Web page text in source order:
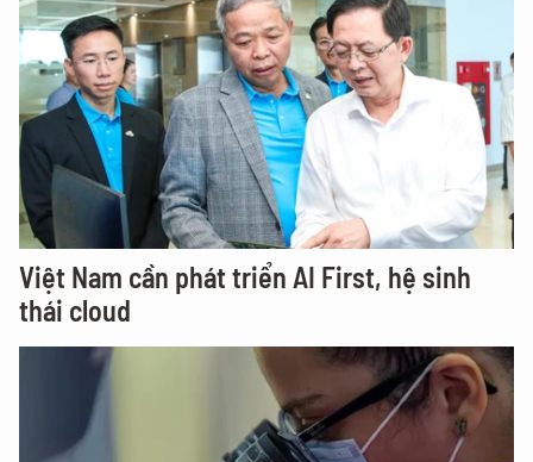
Việt Nam cần phát triển AI First, hệ sinh
thái cloud